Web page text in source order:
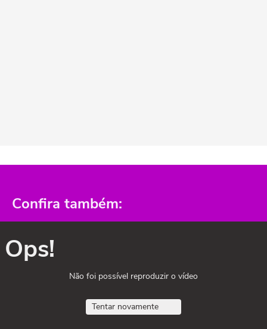
Confira também:
Ops!
Não foi possível reproduzir o vídeo
Tentar novamente